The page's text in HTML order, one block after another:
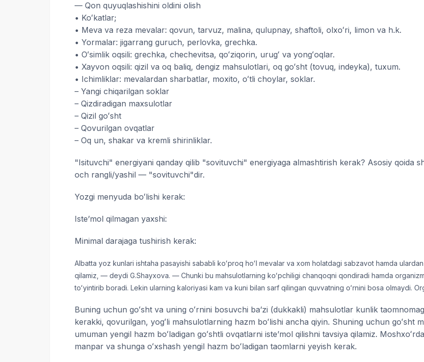
— Qon quyuqlashishini oldini olish
• Koʻkatlar;
• Meva va reza mevalar: qovun, tarvuz, malina, qulupnay, shaftoli, olxoʻri, limon va h.k.
• Yormalar: jigarrang guruch, perlovka, grechka.
• Oʻsimlik oqsili: grechka, chechevitsa, qoʻziqorin, urugʻ va yongʻoqlar.
• Xayvon oqsili: qizil va oq baliq, dengiz mahsulotlari, oq goʻsht (tovuq, indeyka), tuxum.
• Ichimliklar: mevalardan sharbatlar, moxito, oʻtli choylar, soklar.
– Yangi chiqarilgan soklar
– Qizdiradigan maxsulotlar
– Qizil goʻsht
– Qovurilgan ovqatlar
– Oq un, shakar va kremli shirinliklar.
"Isituvchi" energiyani qanday qilib "sovituvchi" energiyaga almashtirish kerak? Asosiy qoida
och rangli/yashil — "sovituvchi"dir.
Yozgi menyuda boʻlishi kerak:
Isteʼmol qilmagan yaxshi:
Minimal darajaga tushirish kerak:
Albatta yoz kunlari ishtaha pasayishi sababli koʻproq hoʻl mevalar va xom holatdagi sabzavot hamda
qilamiz, — deydi G.Shayxova. — Chunki bu mahsulotlarning koʻpchiligi chanqoqni qondiradi hamda
toʻyintirib boradi. Lekin ularning kaloriyasi kam va kuni bilan sarf qilingan quvvatning oʻrnini bosa olmaydi.
Buning uchun goʻsht va uning oʻrnini bosuvchi baʼzi (dukkakli) mahsulotlar kunlik
kerakki, qovurilgan, yogʻli mahsulotlarning hazm boʻlishi ancha qiyin. Shuning uchun goʻsht
umuman yengil hazm boʻladigan goʻshtli ovqatlarni isteʼmol qilishni tavsiya qilamiz.
manpar va shunga oʻxshash yengil hazm boʻladigan taomlarni yeyish kerak.